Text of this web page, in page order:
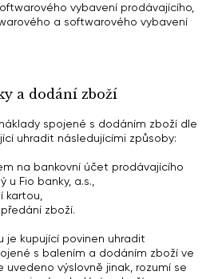
vybavení prodávajícího,
a softwarového vybavení
a dodání zboží
spojené s dodáním zboží dle
uhradit následujícími způsoby:
na bankovní účet prodávajícího
u Fio banky, a.s.,
zboží.
je kupující povinen uhradit
s balením a dodáním zboží ve
uvedeno výslovně jinak, rozumí se